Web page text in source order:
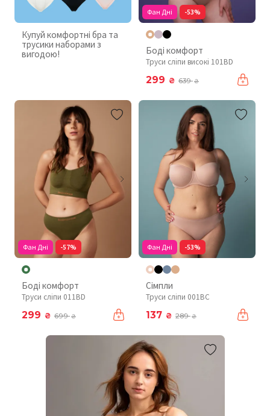
Купуй комфортні бра та
трусики наборами з
вигодою!
Фан Дні -53%
Боді комфорт
Труси сліпи високі 101BD
299 ₴ 639₴
Фан Дні -57%
Боді комфорт
Труси сліпи 011BD
299 ₴ 699₴
Фан Дні -53%
Сімпли
Труси сліпи 001BC
137 ₴ 289₴